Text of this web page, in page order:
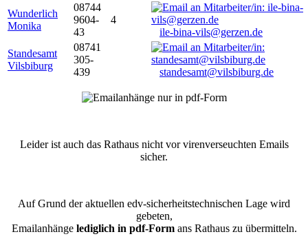
Wunderlich
Monika
08744
9604-
43
4
ile-bina-vils@gerzen.de
Standesamt
Vilsbiburg
08741
305-
439
standesamt@vilsbiburg.de
Leider ist auch das Rathaus nicht vor virenverseuchten Emails
sicher.
Auf Grund der aktuellen edv-sicherheitstechnischen Lage wird
gebeten,
Emailanhänge lediglich in pdf-Formans Rathaus zu übermitteln.